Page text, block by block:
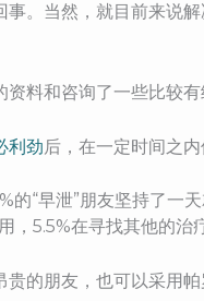
。当然，就目前来说
资料和咨询了一些比较
利劲后，在一定时间之
的“早泄”朋友坚持了一
，5.5%在寻找其他的治
的朋友，也可以采用